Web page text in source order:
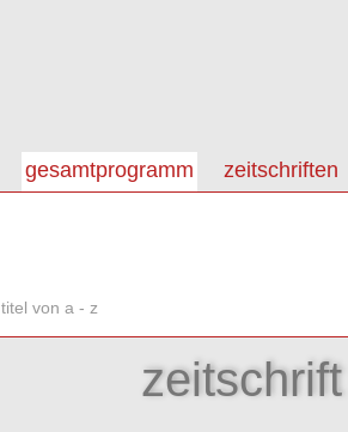
gesamtprogramm zeitschriften
titel von a - z